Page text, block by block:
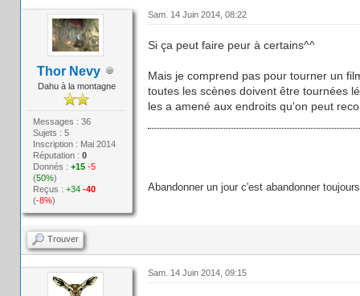
Thor Nevy
Dahu à la montagne
Messages : 36
Sujets : 5
Inscription : Mai 2014
Réputation :0
Donnés :+15 -5
(50%)
Reçus :+34 -40
(-8%)
Sam. 14 Juin 2014, 08:22
Si ça peut faire peur à certains^^
Mais je comprend pas pour tourner un
toutes les scènes doivent être tournées
les a amené aux endroits qu'on peut
Abandonner un jour c'est abandonner toujours
Trouver
Sam. 14 Juin 2014, 09:15